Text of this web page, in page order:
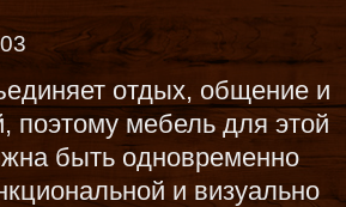
отдых, общение и
поэтому мебель для этой
быть одновременно
и визуально